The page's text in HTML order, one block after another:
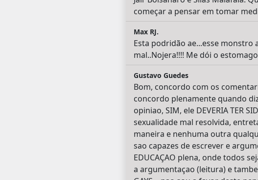
começar a pensar em tomar
Max RJ.
Esta podridão ae...esse
mal..Nojera!!!! Me dói o
Gustavo Guedes
Bom, concordo com os
concordo plenamente quando
opiniao, SIM, ele DEVERIA TER
sexualidade mal resolvida,
maneira e nenhuma outra
sao capazes de escrever e
EDUCAÇAO plena, onde todos
a argumentaçao (leitura) e